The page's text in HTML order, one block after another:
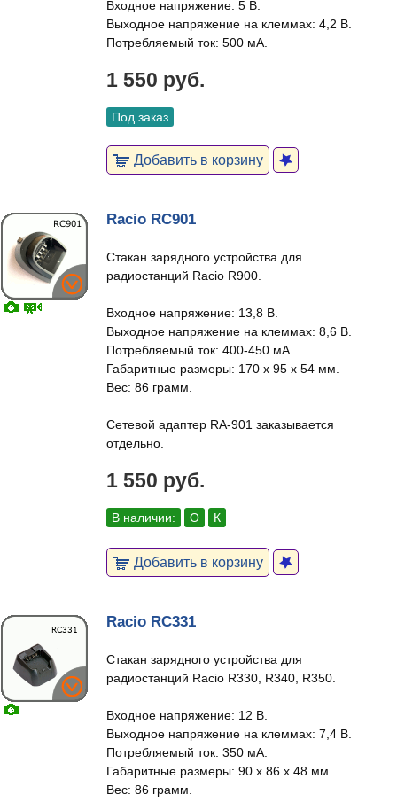
Входное напряжение: 5 В.
Выходное напряжение на клеммах: 4,2 В.
Потребляемый ток: 500 мА.
1 550 руб.
Под заказ
Добавить в корзину
Racio RC901
Стакан зарядного устройства для
радиостанций Racio R900.
Входное напряжение: 13,8 В.
Выходное напряжение на клеммах: 8,6 В.
Потребляемый ток: 400-450 мА.
Габаритные размеры: 170 х 95 х 54 мм.
Вес: 86 грамм.
Сетевой адаптер RA-901 заказывается
отдельно.
1 550 руб.
В наличии: О К
Добавить в корзину
Racio RC331
Стакан зарядного устройства для
радиостанций Racio R330, R340, R350.
Входное напряжение: 12 В.
Выходное напряжение на клеммах: 7,4 В.
Потребляемый ток: 350 мА.
Габаритные размеры: 90 х 86 х 48 мм.
Вес: 86 грамм.